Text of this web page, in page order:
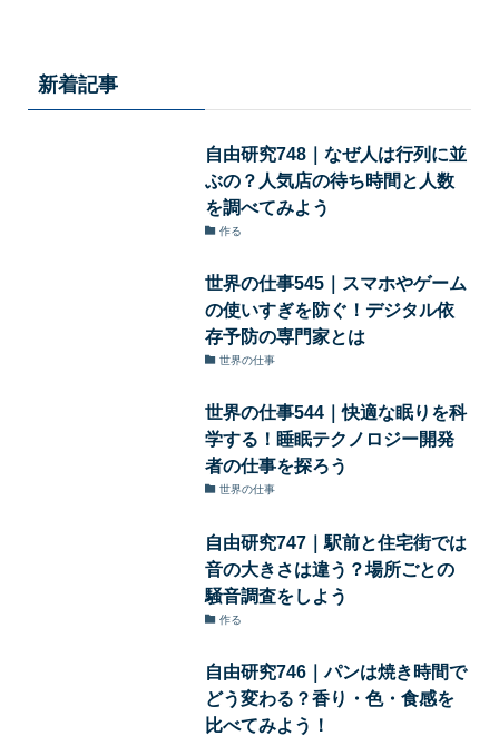
新着記事
自由研究748｜なぜ人は行列に並
ぶの？人気店の待ち時間と人数
を調べてみよう
作る
世界の仕事545｜スマホやゲーム
の使いすぎを防ぐ！デジタル依
存予防の専門家とは
世界の仕事
世界の仕事544｜快適な眠りを科
学する！睡眠テクノロジー開発
者の仕事を探ろう
世界の仕事
自由研究747｜駅前と住宅街では
音の大きさは違う？場所ごとの
騒音調査をしよう
作る
自由研究746｜パンは焼き時間で
どう変わる？香り・色・食感を
比べてみよう！